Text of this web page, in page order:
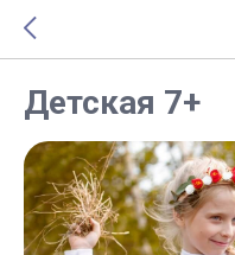
Детская 7+